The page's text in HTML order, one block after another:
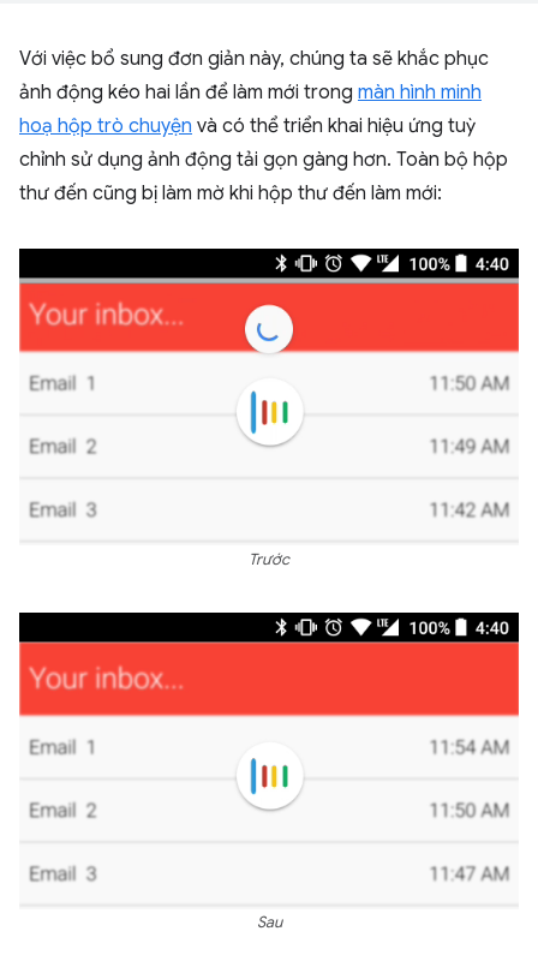
Với việc bổ sung đơn giản này, chúng ta sẽ khắc phục
ảnh động kéo hai lần để làm mới trong màn hình minh
hoạ hộp trò chuyện và có thể triển khai hiệu ứng tuỳ
chỉnh sử dụng ảnh động tải gọn gàng hơn. Toàn bộ hộp
thư đến cũng bị làm mờ khi hộp thư đến làm mới:
Trước
Sau